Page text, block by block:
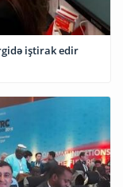
iştirak edir